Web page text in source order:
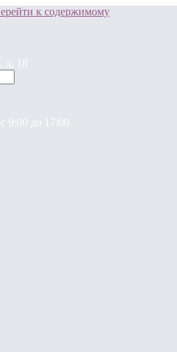
к содержимому
д. 18
9:00 до 17:00